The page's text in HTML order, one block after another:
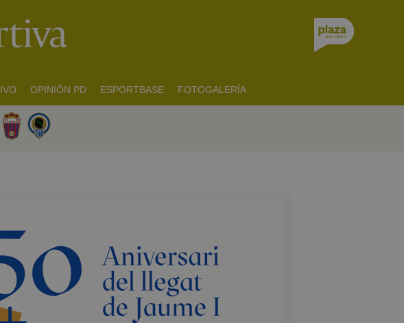
OPINIÓN PD ESPORTBASE FOTOGALERÍA